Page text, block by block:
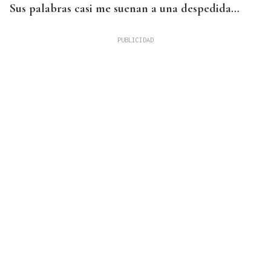
Sus palabras casi me suenan a una despedida…